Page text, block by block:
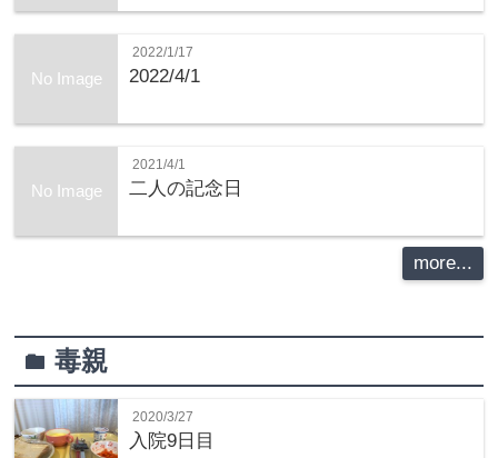
No Image
2022/1/17
2022/4/1
No Image
2021/4/1
二人の記念日
more...
folder毒親
2020/3/27
入院9日目